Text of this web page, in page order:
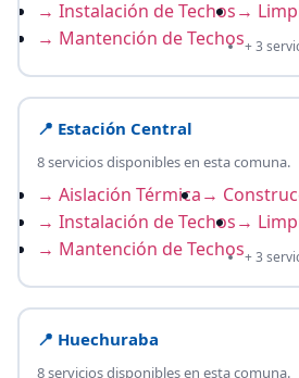
→ Instalación de Techos→
→ Mantención de Techos+ 3
📍 Estación Central
8 servicios disponibles en esta comuna.
→ Aislación Térmica→
→ Instalación de Techos→
→ Mantención de Techos+ 3
📍 Huechuraba
8 servicios disponibles en esta comuna.